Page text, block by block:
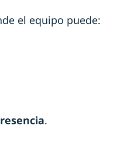
el equipo puede:
.